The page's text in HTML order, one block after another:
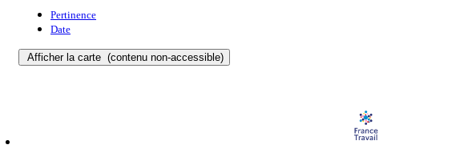
Pertinence
Date
Afficher la carte (contenu non-accessible)